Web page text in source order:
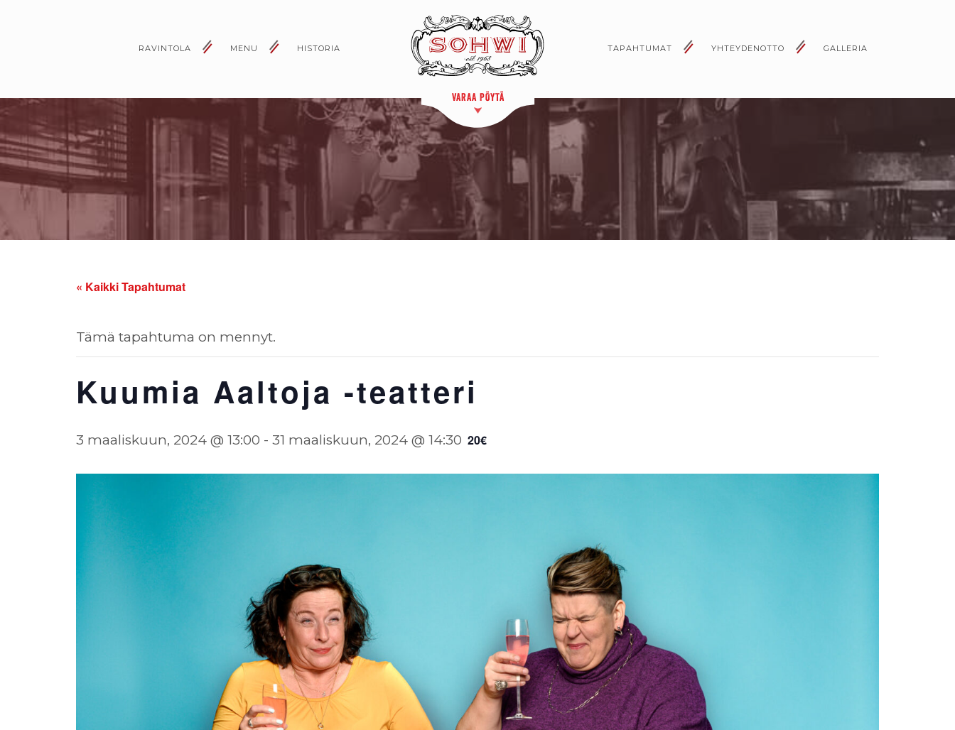
RAVINTOLA MENU HISTORIA TAPAHTUMAT YHTEYDENOTTO GALLERIA
VARAA PÖYTÄ
« Kaikki Tapahtumat
Tämä tapahtuma on mennyt.
Kuumia Aaltoja -teatteri
3 maaliskuun, 2024 @ 13:00 - 31 maaliskuun, 2024 @ 14:30 20€